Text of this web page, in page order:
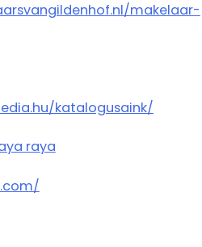
makelaar-
katalogusaink/
raya